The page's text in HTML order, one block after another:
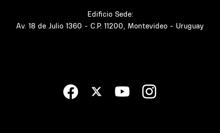
Edificio Sede:
Av. 18 de Julio 1360 - C.P. 11200, Montevideo - Uruguay